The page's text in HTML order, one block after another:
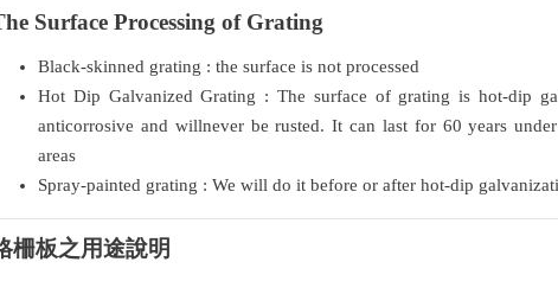
Surface Processing of Grating
Black-skinned grating : the surface is not processed
Hot Dip Galvanized Grating : The surface of grating is hot-dip
anticorrosive and willnever be rusted. It can last for 60 years
areas
Spray-painted grating : We will do it before or after hot-dip
柵板之用途說明